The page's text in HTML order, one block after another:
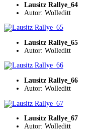
Lausitz Rallye_64
Autor: Wolleditt
Lausitz Rallye_65
Autor: Wolleditt
Lausitz Rallye_66
Autor: Wolleditt
Lausitz Rallye_67
Autor: Wolleditt